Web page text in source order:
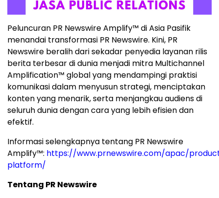
Peluncuran PR Newswire Amplify™ di Asia Pasifik
menandai transformasi PR Newswire. Kini, PR
Newswire beralih dari sekadar penyedia layanan rilis
berita terbesar di dunia menjadi mitra Multichannel
Amplification™ global yang mendampingi praktisi
komunikasi dalam menyusun strategi, menciptakan
konten yang menarik, serta menjangkau audiens di
seluruh dunia dengan cara yang lebih efisien dan
efektif.
Informasi selengkapnya tentang PR Newswire
Amplify™: https://www.prnewswire.com/apac/
platform/
Tentang PR Newswire